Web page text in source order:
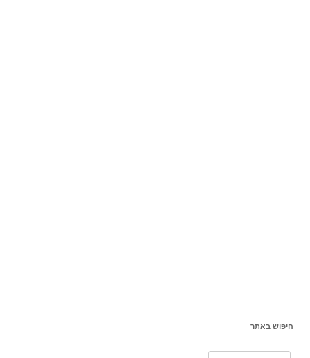
חיפוש באתר